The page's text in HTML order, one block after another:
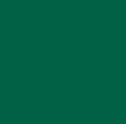
nouvelle fenêtre)